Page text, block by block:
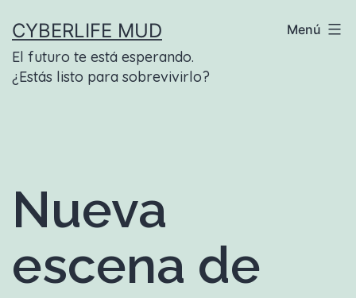
contenido
CYBERLIFE MUD
El futuro te está esperando.
¿Estás listo para sobrevivirlo?
Menú
Nueva
escena de